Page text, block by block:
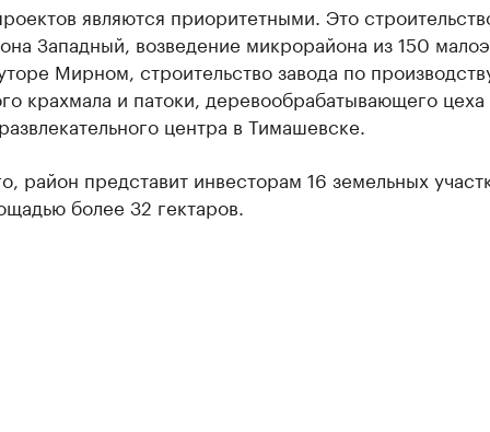
являются приоритетными. Это
Западный, возведение микрорайона из 150
Мирном, строительство завода по
крахмала и патоки, деревообрабатывающего цеха
центра в Тимашевске.
район представит инвесторам 16 земельных
более 32 гектаров.